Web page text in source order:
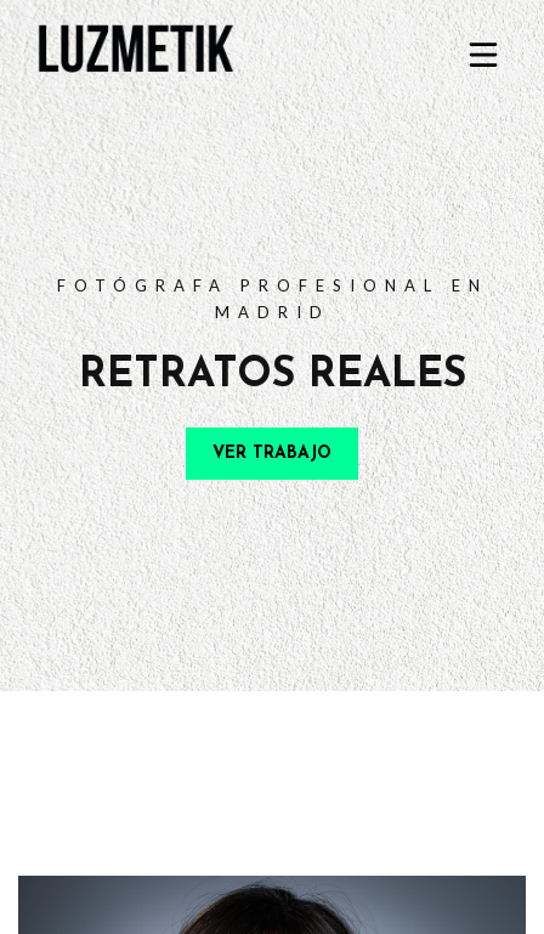
TARIFAS
PREGUNTAS FRECUENTES
CONTACTO
FOTÓGRAFA PROFESIONAL EN
MADRID
RETRATOS REALES
VER TRABAJO